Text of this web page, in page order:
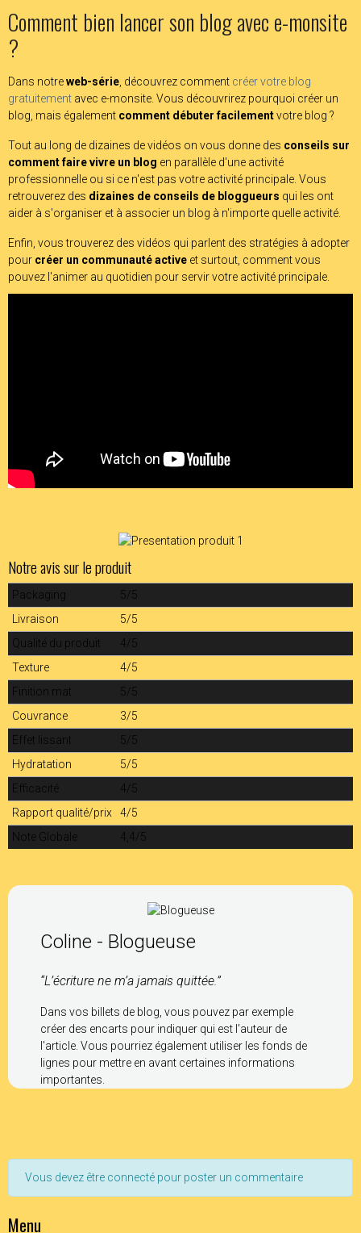
Comment bien lancer son blog avec e-monsite
?
Dans notreweb-série , découvrez comment créer votre blog
gratuitement avec e-monsite. Vous découvrirez pourquoi créer un
blog, mais également comment débuter facilementvotre blog ?
Tout au long de dizaines de vidéos on vous donne des conseils sur
comment faire vivre un blog en parallèle d'une activité
professionnelle ou si ce n'est pas votre activité principale. Vous
retrouverez des dizaines de conseils de bloggueurs qui les ont
aider à s'organiser et à associer un blog à n'importe quelle activité.
Enfin, vous trouverez des vidéos qui parlent des stratégies à adopter
pour créer un communauté active et surtout, comment vous
pouvez l'animer au quotidien pour servir votre activité principale.
Notre avis sur le produit
Packaging
5/5
Livraison
5/5
Qualité du produit
4/5
Texture
4/5
Finition mat
5/5
Couvrance
3/5
Effet lissant
5/5
Hydratation
5/5
Efficacité
4/5
Rapport qualité/prix
4/5
Note Globale
4,4/5
Coline - Blogueuse
“L’écriture ne m’a jamais quittée.”
Dans vos billets de blog, vous pouvez par exemple
créer des encarts pour indiquer qui est l'auteur de
l'article. Vous pourriez également utiliser les fonds de
lignes pour mettre en avant certaines informations
importantes.
Vous devez être connecté pour poster un commentaire
Menu